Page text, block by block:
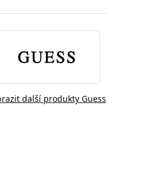
další produkty Guess